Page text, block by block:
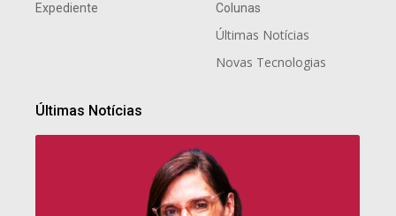
Expediente
Colunas
Últimas Notícias
Novas Tecnologias
Últimas Notícias